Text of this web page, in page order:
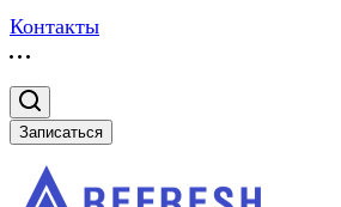
Контакты
Записаться